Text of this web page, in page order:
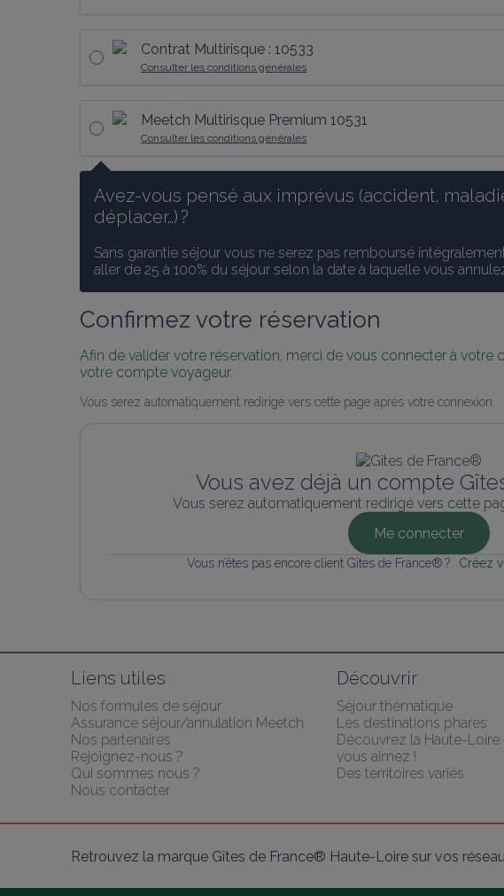
Contrat Multirisque : 10533
Consulter les conditions générales
Meetch Multirisque Premium 10531
Consulter les conditions générales
Avez-vous pensé aux imprévus (accident,
déplacer…) ?
Sans garantie séjour vous ne serez pas remboursé
aller de 25 à 100% du séjour selon la date à laquelle vous
Confirmez votre réservation
Afin de valider votre réservation, merci de vous connecter à
votre compte voyageur.
Vous serez automatiquement redirigé vers cette page après votre connexion.
Vous avez déjà un compte
Vous serez automatiquement redirigé vers cette
Me connecter
Vous n’êtes pas encore client Gîtes de France® ? Créez
Liens utiles
Nos formules de séjour
Assurance séjour/annulation Meetch
Nos partenaires
Rejoignez-nous ?
Qui sommes nous ?
Nous contacter
Découvrir
Séjour thématique
Les destinations phares
Découvrez la Haute-
vous aimez !
Des territoires variés
Retrouvez la marque Gîtes de France® Haute-Loire sur vos